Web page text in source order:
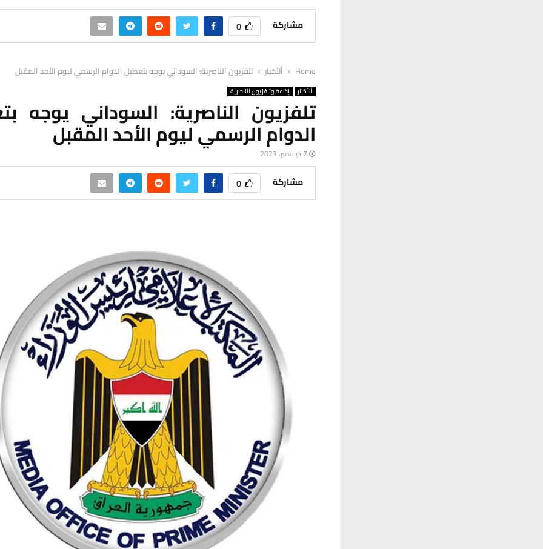
مشاركة 0
Home ألأخبار تلفزيون الناصرية: السوداني يوجه بتعطيل الدوام الرسمي ليوم الأحد المقبل
ألأخبار إذاعة وتلفزيون الناصرية
تلفزيون الناصرية: السوداني يوجه
الدوام الرسمي ليوم الأحد المقبل
7 ديسمبر، 2023
مشاركة 0